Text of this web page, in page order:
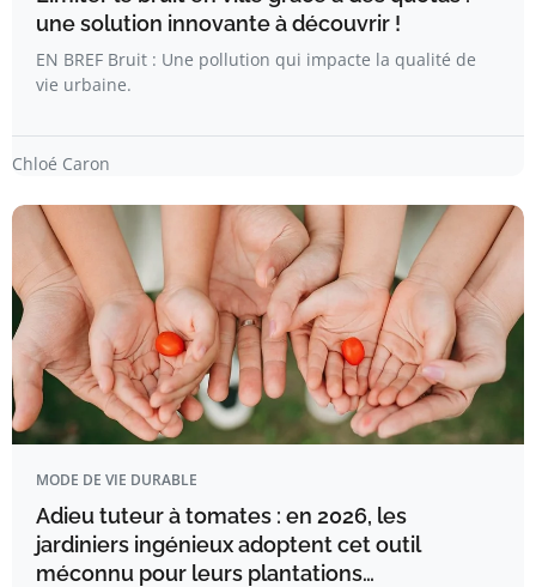
une solution innovante à découvrir !
EN BREF Bruit : Une pollution qui impacte la qualité de
vie urbaine.
Chloé Caron
MODE DE VIE DURABLE
Adieu tuteur à tomates : en 2026, les
jardiniers ingénieux adoptent cet outil
méconnu pour leurs plantations…